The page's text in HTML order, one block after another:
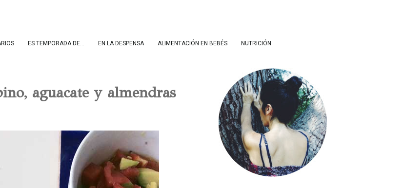
ES TEMPORADA DE... EN LA DESPENSA ALIMENTACIÓN EN BEBÉS NUTRICIÓN
aguacate y almendras